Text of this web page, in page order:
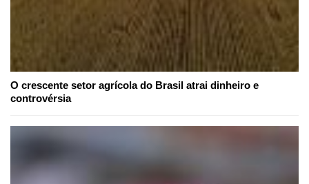
O crescente setor agrícola do Brasil atrai dinheiro e
controvérsia